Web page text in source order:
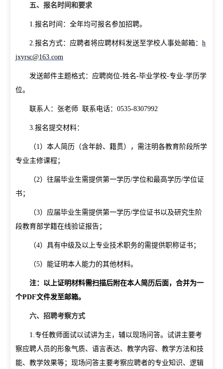
五、报名时间和要求
1.报名时间：全年均可报名参加招聘。
2.报名方式：应聘者将应聘材料发送至学校人事处邮箱：h
jxyrsc@163.com
发送邮件主题格式：应聘岗位-姓名-毕业学校-专业-学历学
位。
联系人：张老师 联系电话：0535-8307992
3.报名提交材料：
（1）本人简历（含年龄、籍贯），需注明各教育阶段所学
专业主修课程；
（2）往届毕业生需提供第一学历/学位和最高学历/学位证
书；
（3）应届毕业生需提供第一学历/学位证书以及研究生阶
段教育部学籍在线验证报告；
（4）具有中级及以上专业技术职务的需提供职称证书；
（5）能证明本人能力的其他材料。
注：以上证明材料需扫描后附在本人简历后面，合并为一
个PDF文件发至邮箱。
六、招聘考察方式
1.专任教师面试以试讲为主，辅以现场问答。试讲主要考
察应聘人员的形象气质、语言表达、教学内容、教学方法和技
能、教学效果等；现场问答主要考察应聘者的专业知识、逻辑